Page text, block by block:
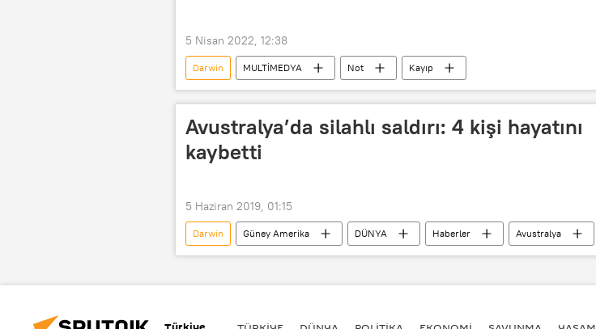
5 Nisan 2022, 12:38
Darwin MULTİMEDYA Not Kayıp
Avustralya’da silahlı saldırı: 4 kişi hayatını
kaybetti
5 Haziran 2019, 01:15
Darwin Güney Amerika DÜNYA Haberler Avustralya
Scott Morrison